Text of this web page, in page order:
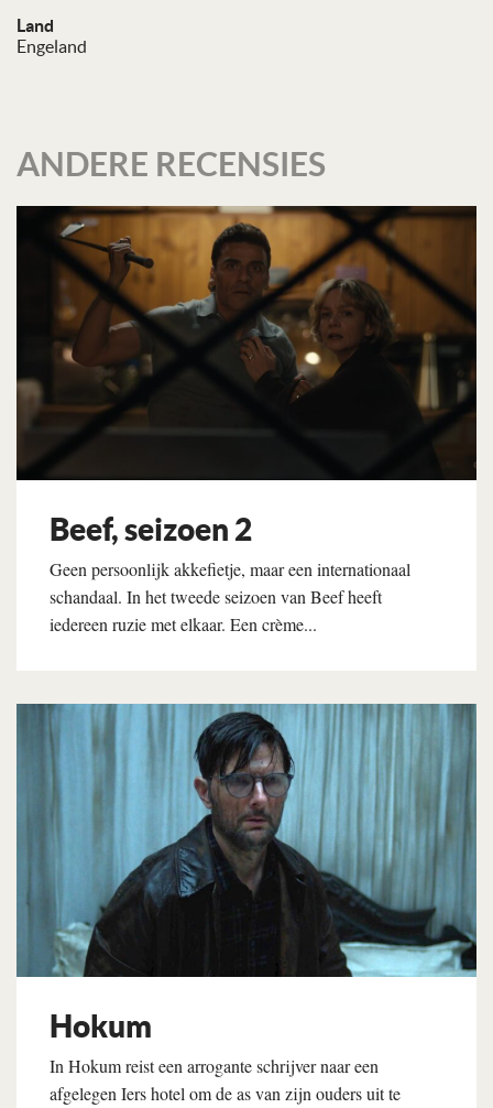
Land
Engeland
ANDERE RECENSIES
Beef, seizoen 2
Geen persoonlijk akkefietje, maar een internationaal
schandaal. In het tweede seizoen van Beef heeft
iedereen ruzie met elkaar. Een crème...
Lees verder
Hokum
In Hokum reist een arrogante schrijver naar een
afgelegen Iers hotel om de as van zijn ouders uit te